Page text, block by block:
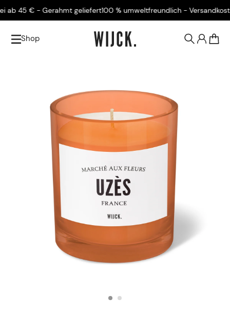
45 € - Gerahmt geliefert100 % umweltfreundlich -
Shop